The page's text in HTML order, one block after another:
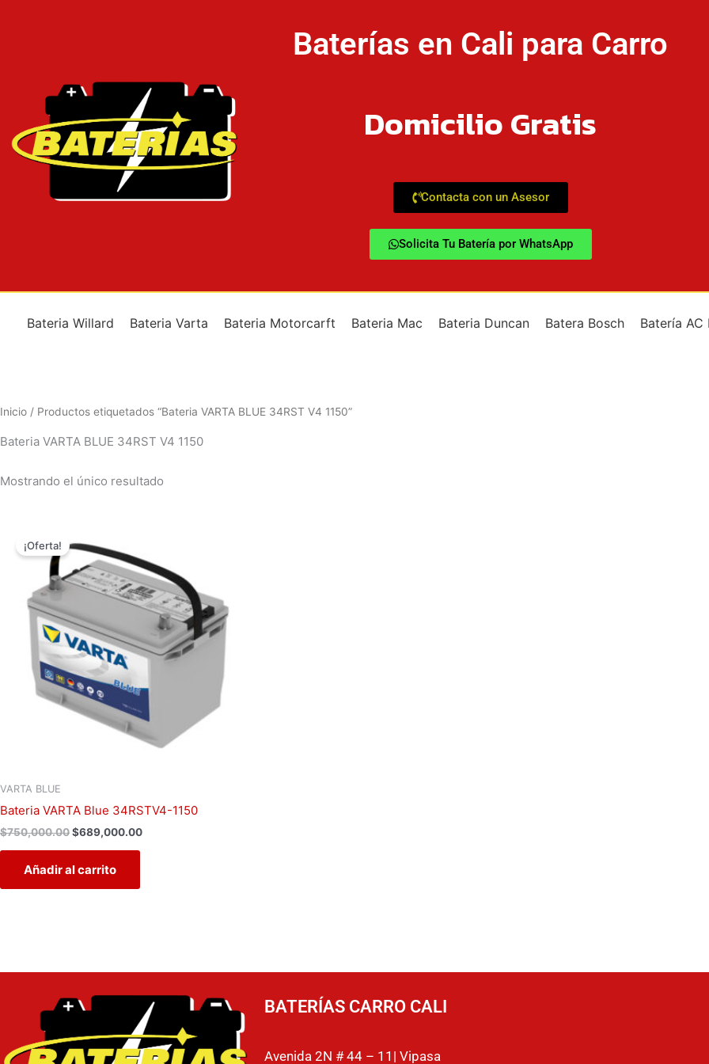
Baterías en Cali para Carro
Domicilio Gratis
Contacta con un Asesor
Solicita Tu Batería por WhatsApp
Bateria Willard Bateria Varta Bateria Motorcarft Bateria Mac Bateria Duncan Batera Bosch Batería AC
Inicio / Productos etiquetados “Bateria VARTA BLUE 34RST V4 1150”
Bateria VARTA BLUE 34RST V4 1150
Mostrando el único resultado
¡Oferta!
VARTA BLUE
Bateria VARTA Blue 34RSTV4-1150
$750,000.00
original
era:
$750,000.00.
$689,000.00
es:
$689,000.00.
Añadir al carrito
BATERÍAS CARRO CALI
Avenida 2N # 44 – 11| Vipasa